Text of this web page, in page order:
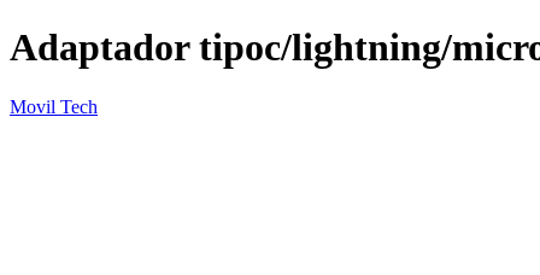
Adaptador tipoc/lightning/
Movil Tech